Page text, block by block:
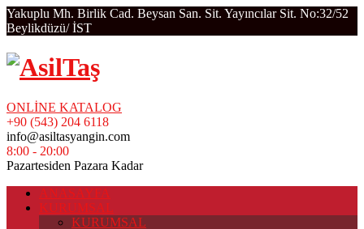
Yakuplu Mh. Birlik Cad. Beysan San. Sit. Yayıncılar Sit. No:32/52
Beylikdüzü/ İST
ONLİNE KATALOG
+90 (543) 204 6118
info@asiltasyangin.com
8:00 - 20:00
Pazartesiden Pazara Kadar
ANASAYFA
KURUMSAL
KURUMSAL